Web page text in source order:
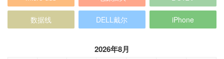
数据线 DELL戴尔 iPhone
2026年8月